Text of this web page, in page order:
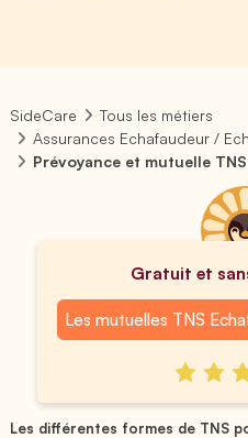
SideCare
Tous les métiers
Assurances Echafaudeur /
Prévoyance et mutuelle
Gratuit et
Les mutuelles TNS
Les différentes formes de TNS